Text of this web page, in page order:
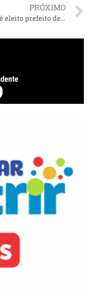
PRÓXIMO
Rildo Amaral é eleito prefeito de Imperatriz